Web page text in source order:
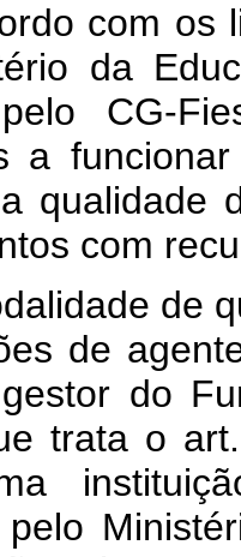
com os
da
CG-
a
qualidade
com
de
de
do
trata o
pelo